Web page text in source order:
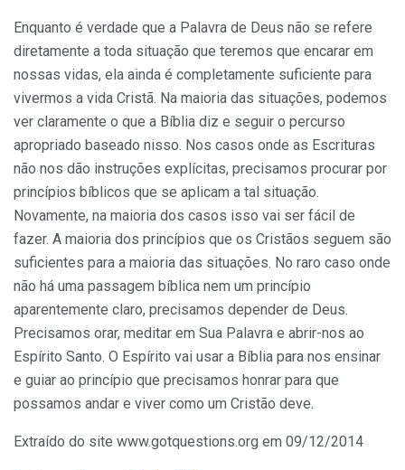
Enquanto é verdade que a Palavra de Deus não se refere
diretamente a toda situação que teremos que encarar em
nossas vidas, ela ainda é completamente suficiente para
vivermos a vida Cristã. Na maioria das situações, podemos
ver claramente o que a Bíblia diz e seguir o percurso
apropriado baseado nisso. Nos casos onde as Escrituras
não nos dão instruções explícitas, precisamos procurar por
princípios bíblicos que se aplicam a tal situação.
Novamente, na maioria dos casos isso vai ser fácil de
fazer. A maioria dos princípios que os Cristãos seguem são
suficientes para a maioria das situações. No raro caso onde
não há uma passagem bíblica nem um princípio
aparentemente claro, precisamos depender de Deus.
Precisamos orar, meditar em Sua Palavra e abrir-nos ao
Espírito Santo. O Espírito vai usar a Bíblia para nos ensinar
e guiar ao princípio que precisamos honrar para que
possamos andar e viver como um Cristão deve.
Extraído do site www.gotquestions.org em 09/12/2014